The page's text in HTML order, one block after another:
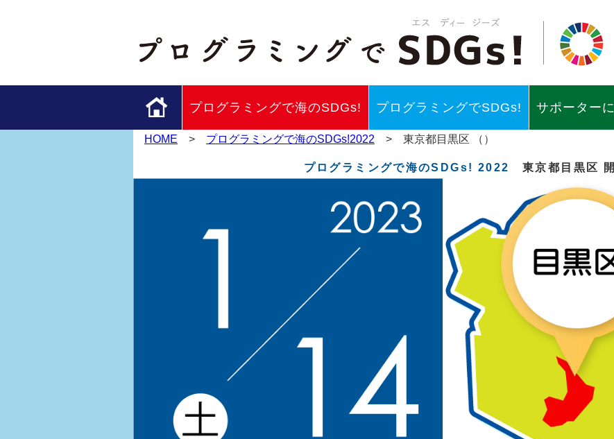
プログラミングで海のSDGs! プログラミングでSDGs! サポーター
HOME > プログラミングで海のSDGs!2022 > 東京都目黒区 （）
プログラミングで海のSDGs! 2022 東京都目黒区